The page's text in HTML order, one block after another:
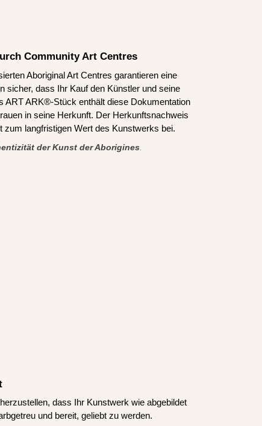
Community Art Centres
Aboriginal Art Centres garantieren eine
sicher, dass Ihr Kauf den Künstler und seine
ART ARK®-Stück enthält diese Dokumentation
in seine Herkunft. Der Herkunftsnachweis
zum langfristigen Wert des Kunstwerks bei.
der Kunst der Aborigines
dass Ihr Kunstwerk wie abgebildet
und bereit, geliebt zu werden.